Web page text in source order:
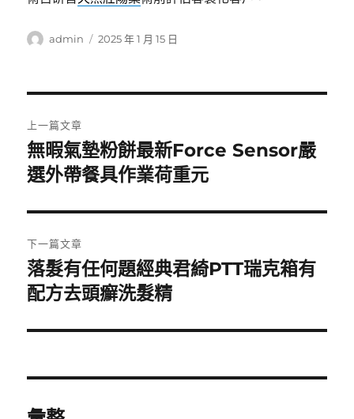
作
admin
發
2025 年 1 月 15 日
章
導
覽
上一篇文章
上
一
文
章:
無暇氣墊粉餅最新Force Sensor嚴
選外帶餐具作業荷重元
下一篇文章
下
一
文
落髮有任何題經典君綺PTT瑞克箱有
配方去頭癬洗髮精